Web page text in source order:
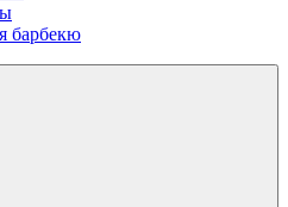
барбекю